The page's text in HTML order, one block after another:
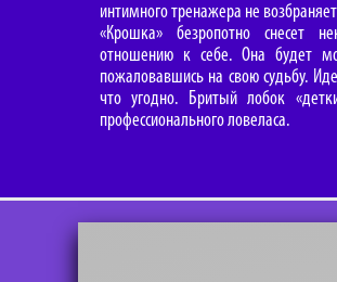
интимного тренажера не
«Крошка» безропотно снесет
отношению к себе. Она будет
пожаловавшись на свою судьбу.
что угодно. Бритый лобок
профессионального ловеласа.